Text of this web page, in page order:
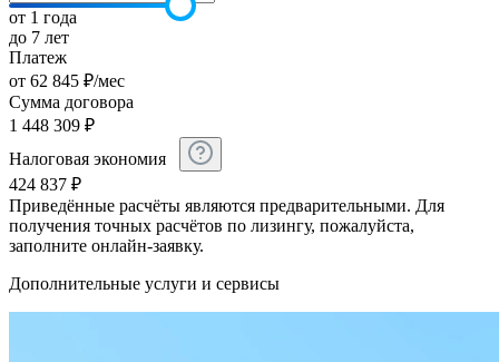
от 1 года
до 7 лет
Платеж
от 62 845 ₽/мес
Сумма договора
1 448 309 ₽
Налоговая экономия
424 837 ₽
Приведённые расчёты являются предварительными. Для
получения точных расчётов по лизингу, пожалуйста,
заполните онлайн-заявку.
Дополнительные услуги и сервисы